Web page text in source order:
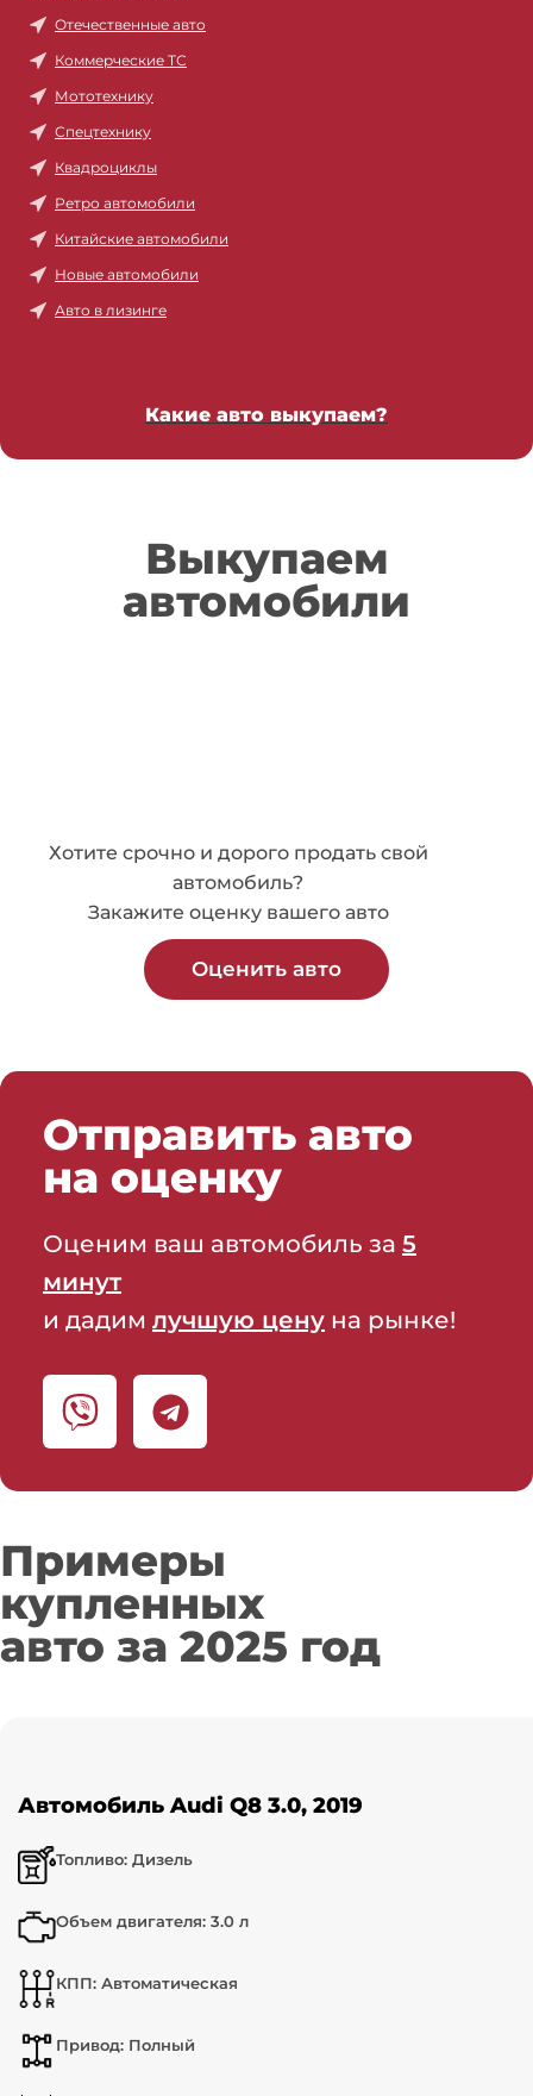
Отечественные авто
Коммерческие ТС
Мототехнику
Спецтехнику
Квадроциклы
Ретро автомобили
Китайские автомобили
Новые автомобили
Авто в лизинге
Какие авто выкупаем?
Выкупаем
автомобили
Хотите срочно и дорого продать свой
автомобиль?
Закажите оценку вашего авто
Оценить авто
Отправить авто
на оценку
Оценим ваш автомобиль за 5
минут
и дадим лучшую цену на рынке!
Примеры
купленных
авто за 2025 год
Автомобиль Audi Q8 3.0, 2019
Топливо: Дизель
Объем двигателя: 3.0 л
КПП: Автоматическая
Привод: Полный